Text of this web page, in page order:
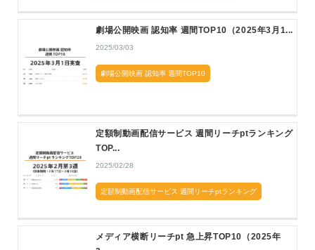
劇場公開映画 認知率 週間TOP10（2025年3月1...
2025/03/03
劇場公開映画 認知率 週間TOP10
定額制動画配信サービス 週間リーチptランキング
TOP...
2025/02/28
定額制動画配信サービス 週間リーチptランキング
メディア横断リーチpt 急上昇TOP10（2025年